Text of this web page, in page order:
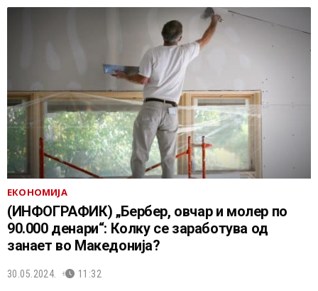
ЕКОНОМИЈА
(ИНФОГРАФИК) „Бербер, овчар и молер по
90.000 денари“: Колку се заработува од
занает во Македонија?
30.05.2024. 11:32